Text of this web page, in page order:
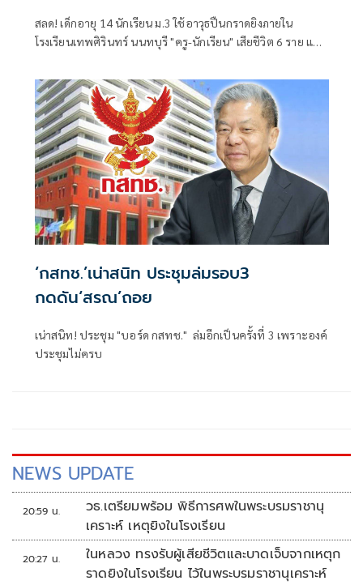
สลด! เด็กอายุ 14 นักเรียน ม.3 ใช้อาวุธปืนกราดยิงภายใน
โรงเรียนเทพศิรินทร์ นนทบุรี "ครู-นักเรียน" เสียชีวิต 6 ราย และ
‘กสทช.’เน่าสนิท ประชุมล่มรอบ3
กดดัน‘สรณ’ถอย
เน่าสนิท! ประชุม "บอร์ด กสทช." ล่มอีกเป็นครั้งที่ 3 เพราะองค์
ประชุมไม่ครบ
NEWS UPDATE
20:59 น.
วธ.เตรียมพร้อม พิธีการศพในพระบรมราชานุ
เคราะห์ เหตุยิงในโรงเรียน
20:27 น.
ในหลวง ทรงรับผู้เสียชีวิตและบาดเจ็บจากเหตุก
ราดยิงในโรงเรียน ไว้ในพระบรมราชานุเคราะห์